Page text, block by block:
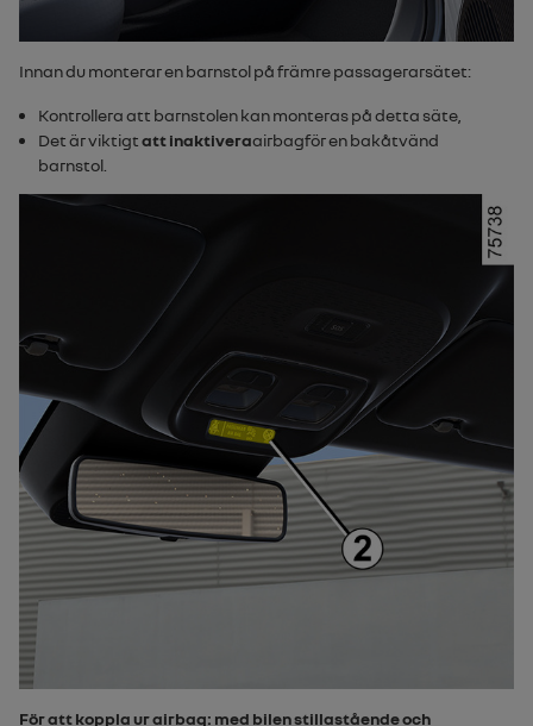
Innan du monterar en barnstol på främre passagerarsätet:
Kontrollera att barnstolen kan monteras på detta säte,
Det är viktigtatt inaktiveraairbagför en bakåtvänd
barnstol.
För att koppla urairbag: med bilen stillastående och